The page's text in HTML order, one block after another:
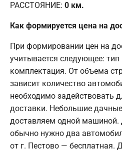
РАССТОЯНИЕ: 0 км.
Как формируется цена на
При формировании цен на
учитывается следующее: тип
комплектация. От объема
зависит количество
необходимо задействовать
доставки. Небольшие
доставляем одной машиной.
обычно нужно два
от г. Пестово — бесплатная.